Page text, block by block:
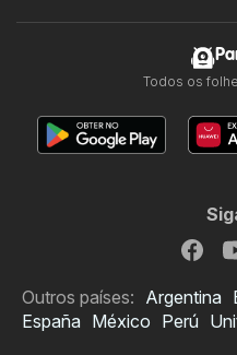
Todos os
Outros países: Argentina
España México Perú